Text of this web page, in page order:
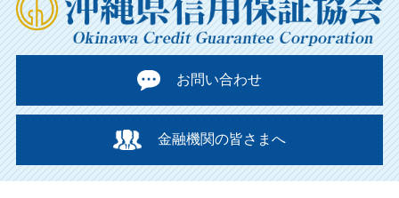
お問い合わせ
金融機関の皆さまへ